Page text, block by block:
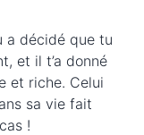
a décidé que tu
et il t’a donné
et riche. Celui
sa vie fait
!